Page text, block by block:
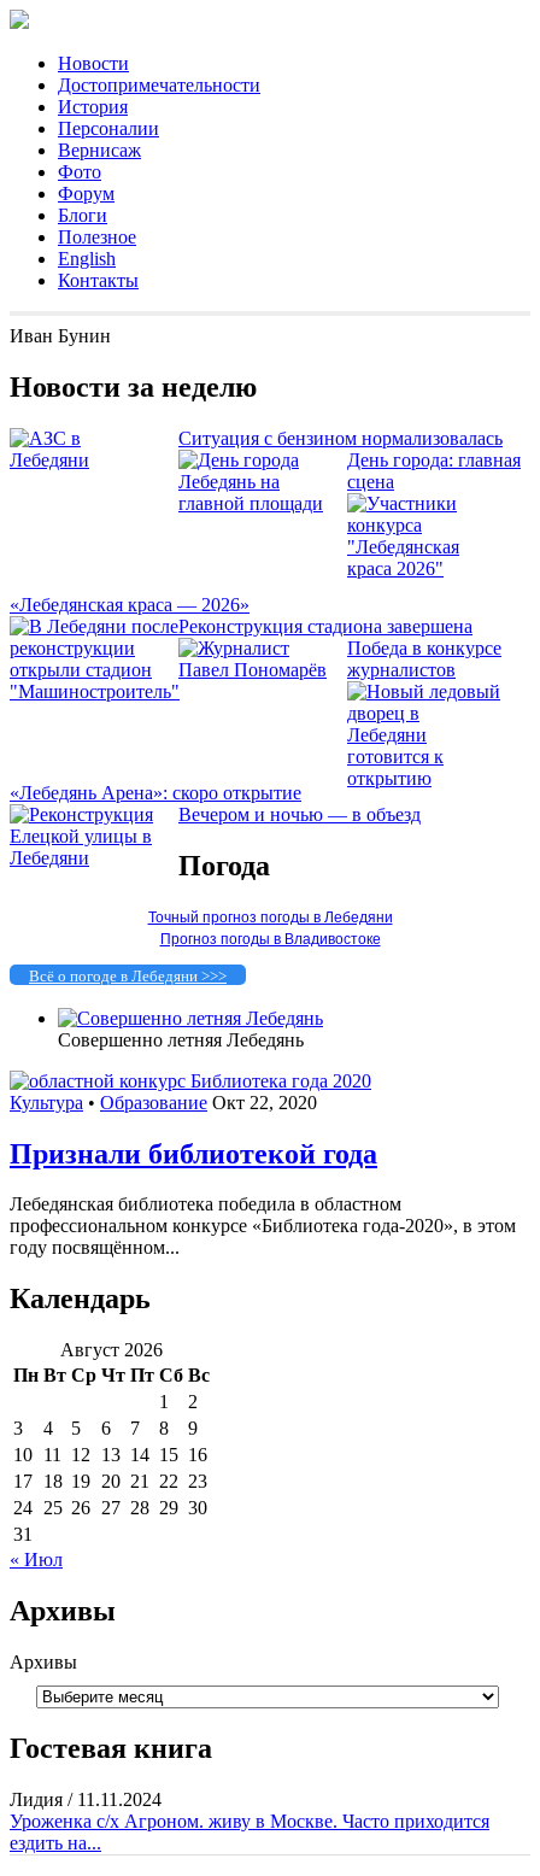
Новости
Достопримечательности
История
Персоналии
Вернисаж
Фото
Форум
Блоги
Полезное
English
Контакты
Иван Бунин
Новости за неделю
Ситуация с бензином нормализовалась
День города: главная
сцена
«Лебедянская краса — 2026»
Реконструкция стадиона завершена
Победа в конкурсе
журналистов
«Лебедянь Арена»: скоро открытие
Вечером и ночью — в объезд
Погода
Точный прогноз погоды в Лебедяни
Прогноз погоды в Владивостоке
Всё о погоде в Лебедяни >>>
Совершенно летняя Лебедянь
Культура • Образование Окт 22, 2020
Признали библиотекой года
Лебедянская библиотека победила в областном
профессиональном конкурсе «Библиотека года-2020», в этом
году посвящённом...
Календарь
Август 2026
Пн Вт Ср Чт Пт Сб Вс
1
2
3
4 5 6 7 8
9
10 11 12 13 14 15 16
17 18 19 20 21 22 23
24 25 26 27 28 29 30
31
« Июл
Архивы
Архивы
Гостевая книга
Лидия / 11.11.2024
Уроженка с/х Агроном. живу в Москве. Часто приходится
ездить на...